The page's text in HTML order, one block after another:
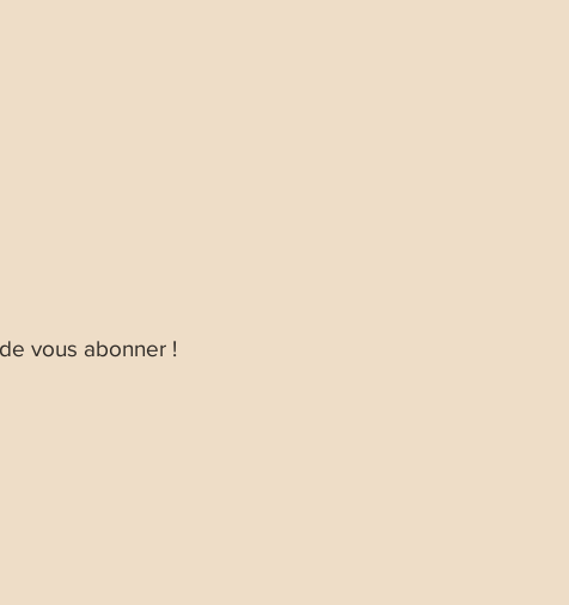
vous abonner !